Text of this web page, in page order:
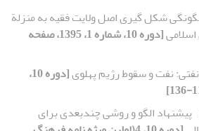
شکل گیری اصل ولایت فقیه به منزلة
[دوره 10، شماره 1، 1395، صفحه
نفت و سقوط رژیم پهلوی
[دوره 10،
پیشنهاد الگو و روشی چندبعدی برای